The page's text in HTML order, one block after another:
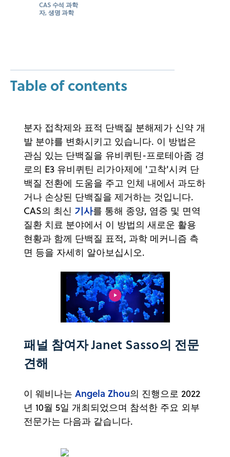
CAS 수석 과학
자, 생명 과학
Table of contents
분자 접착제와 표적 단백질 분해제가 신약 개
발 분야를 변화시키고 있습니다. 이 방법은
관심 있는 단백질을 유비퀴틴-프로테아좀 경
로의 E3 유비퀴틴 리가아제에 '고착'시켜 단
백질 전환에 도움을 주고 인체 내에서 과도하
거나 손상된 단백질을 제거하는 것입니다.
CAS의 최신 기사를 통해 종양, 염증 및 면역
질환 치료 분야에서 이 방법의 새로운 활용
현황과 함께 단백질 표적, 과학 메커니즘 측
면 등을 자세히 알아보십시오.
패널 참여자Janet Sasso의 전문
견해
이 웨비나는 Angela Zhou의 진행으로 2022
년 10월 5일 개최되었으며 참석한 주요 외부
전문가는 다음과 같습니다.